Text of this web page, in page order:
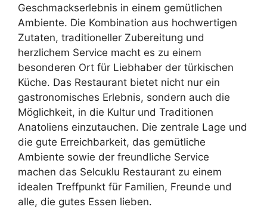
Geschmackserlebnis in einem gemütlichen
Ambiente. Die Kombination aus hochwertigen
Zutaten, traditioneller Zubereitung und
herzlichem Service macht es zu einem
besonderen Ort für Liebhaber der türkischen
Küche. Das Restaurant bietet nicht nur ein
gastronomisches Erlebnis, sondern auch die
Möglichkeit, in die Kultur und Traditionen
Anatoliens einzutauchen. Die zentrale Lage und
die gute Erreichbarkeit, das gemütliche
Ambiente sowie der freundliche Service
machen das Selcuklu Restaurant zu einem
idealen Treffpunkt für Familien, Freunde und
alle, die gutes Essen lieben.